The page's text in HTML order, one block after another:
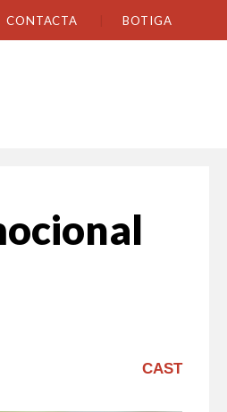
CONTACTA BOTIGA
CAST